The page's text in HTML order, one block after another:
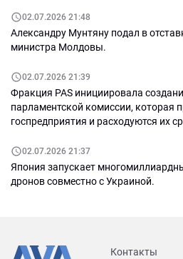
02.07.2026 21:48
Александру Мунтяну подал в
министра Молдовы.
02.07.2026 21:39
Фракция PAS инициировала
парламентской комиссии, которая
госпредприятия и расходуются их
02.07.2026 21:37
Япония запускает
дронов совместно с Украиной.
Контакты